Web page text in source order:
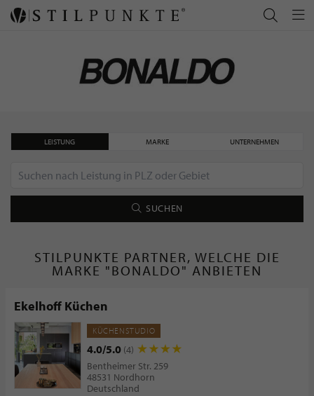
LEISTUNG MARKE UNTERNEHMEN
SUCHEN
STILPUNKTE PARTNER, WELCHE DIE
MARKE "BONALDO" ANBIETEN
Ekelhoff Küchen
KÜCHENSTUDIO
4.0/5.0 (4)
Bentheimer Str. 259
48531 Nordhorn
Deutschland